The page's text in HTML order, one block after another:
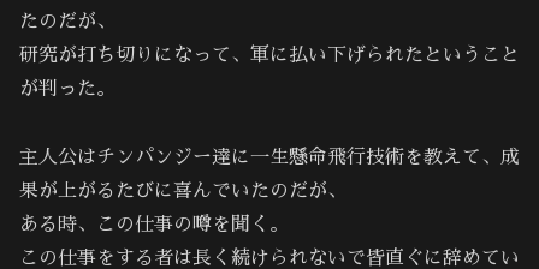
たのだが、
研究が打ち切りになって、軍に払い下げられたということ
が判った。
主人公はチンパンジー達に一生懸命飛行技術を教えて、成
果が上がるたびに喜んでいたのだが、
ある時、この仕事の噂を聞く。
この仕事をする者は長く続けられないで皆直ぐに辞めてい